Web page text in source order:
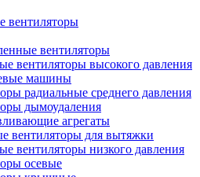
вентиляторы
вентиляторы высокого давления
машины
радиальные среднего давления
дымоудаления
агрегаты
вентиляторы для вытяжки
вентиляторы низкого давления
осевые